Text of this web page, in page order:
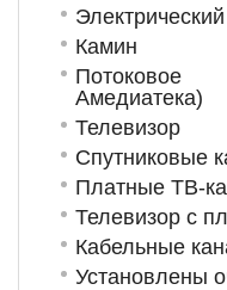
Камин
Потоковое
Амедиатека)
Телевизор
Спутниковые
Платные ТВ-
Телевизор с
Кабельные
Установлены